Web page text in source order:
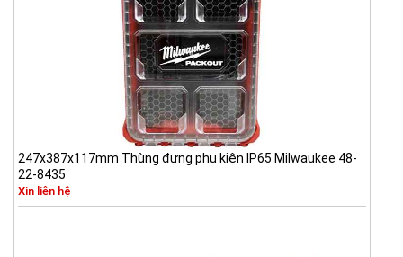
247x387x117mm Thùng đựng phụ kiện IP65 Milwaukee 48-
22-8435
Xin liên hệ